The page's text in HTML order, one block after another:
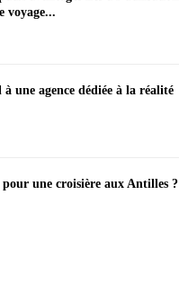
voyage...
une agence dédiée à la réalité
une croisière aux Antilles ?